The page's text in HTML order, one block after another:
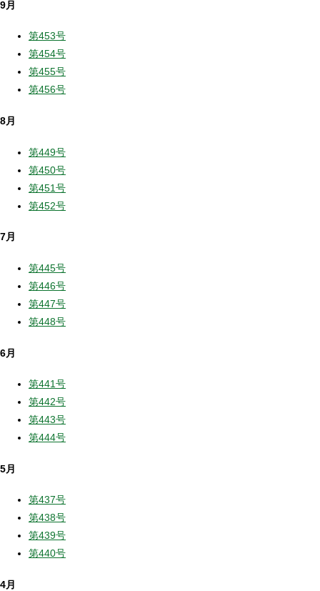
9月
第453号
第454号
第455号
第456号
8月
第449号
第450号
第451号
第452号
7月
第445号
第446号
第447号
第448号
6月
第441号
第442号
第443号
第444号
5月
第437号
第438号
第439号
第440号
4月